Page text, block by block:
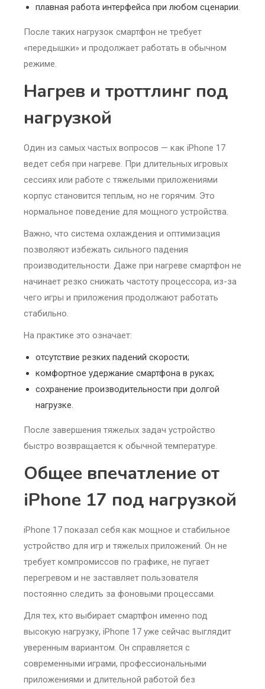
плавная работа интерфейса при любом сценарии.
После таких нагрузок смартфон не требует
«передышки» и продолжает работать в обычном
режиме.
Нагрев и троттлинг под
нагрузкой
Один из самых частых вопросов — как iPhone 17
ведет себя при нагреве. При длительных игровых
сессиях или работе с тяжелыми приложениями
корпус становится теплым, но не горячим. Это
нормальное поведение для мощного устройства.
Важно, что система охлаждения и оптимизация
позволяют избежать сильного падения
производительности. Даже при нагреве смартфон не
начинает резко снижать частоту процессора, из-за
чего игры и приложения продолжают работать
стабильно.
На практике это означает:
отсутствие резких падений скорости;
комфортное удержание смартфона в руках;
сохранение производительности при долгой
нагрузке.
После завершения тяжелых задач устройство
быстро возвращается к обычной температуре.
Общее впечатление от
iPhone 17 под нагрузкой
iPhone 17 показал себя как мощное и стабильное
устройство для игр и тяжелых приложений. Он не
требует компромиссов по графике, не пугает
перегревом и не заставляет пользователя
постоянно следить за фоновыми процессами.
Для тех, кто выбирает смартфон именно под
высокую нагрузку, iPhone 17 уже сейчас выглядит
уверенным вариантом. Он справляется с
современными играми, профессиональными
приложениями и длительной работой без